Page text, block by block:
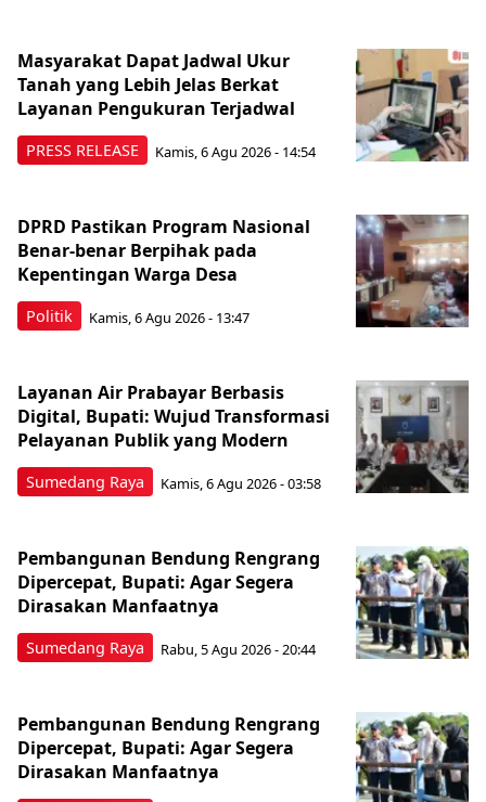
PRESS RELEASE
Masyarakat Dapat Jadwal Ukur
Tanah yang Lebih Jelas Berkat
Layanan Pengukuran Terjadwal
Kamis, 6 Agu 2026 - 14:54
Politik
DPRD Pastikan Program Nasional
Benar-benar Berpihak pada
Kepentingan Warga Desa
Kamis, 6 Agu 2026 - 13:47
Sumedang Raya
Layanan Air Prabayar Berbasis
Digital, Bupati: Wujud Transformasi
Pelayanan Publik yang Modern
Kamis, 6 Agu 2026 - 03:58
Sumedang Raya
Pembangunan Bendung Rengrang
Dipercepat, Bupati: Agar Segera
Dirasakan Manfaatnya
Rabu, 5 Agu 2026 - 20:44
Pembangunan Bendung Rengrang
Dipercepat, Bupati: Agar Segera
Dirasakan Manfaatnya